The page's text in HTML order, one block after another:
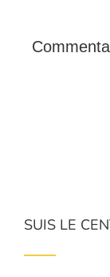
SUIS LE